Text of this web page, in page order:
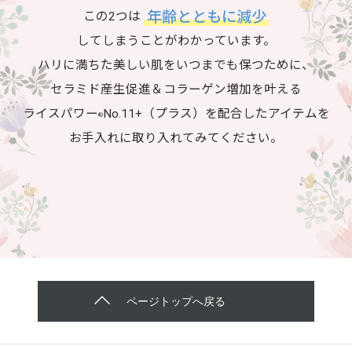
この2つは 年齢とともに減少
してしまうことがわかっています。
ハリに満ちた美しい肌をいつまでも保つために、
セラミド産生促進＆コラーゲン増加を叶える
ライスパワー ®No.11+（プラス）を配合したアイテムを
お手入れに取り入れてみてください。
ページトップへ戻る